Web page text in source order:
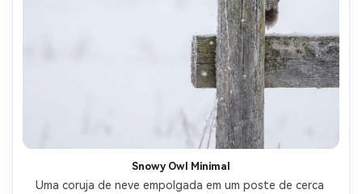
Snowy Owl Minimal
Uma coruja de neve empolgada em um poste de cerca